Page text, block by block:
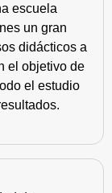
escuela
un gran
didácticos a
el objetivo de
el estudio